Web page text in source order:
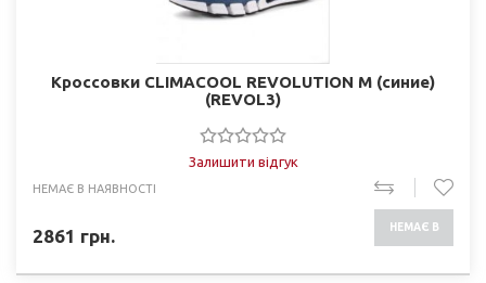
Кроссовки CLIMACOOL REVOLUTION M (синие)
(REVOL3)
Залишити відгук
НЕМАЄ В НАЯВНОСТІ
2861 грн. НЕМАЄ В